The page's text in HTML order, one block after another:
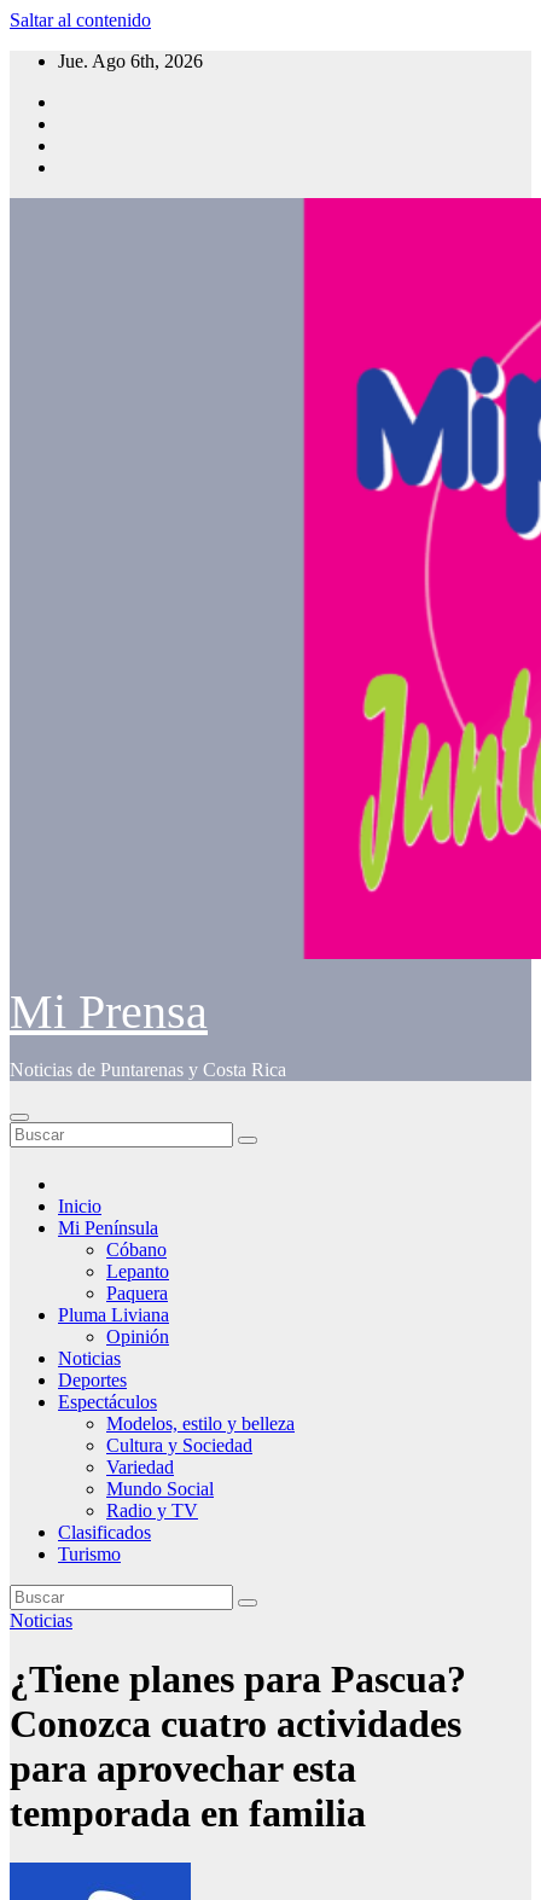
Saltar al contenido
Jue. Ago 6th, 2026
Mi Prensa
Noticias de Puntarenas y Costa Rica
Inicio
Mi Península
Cóbano
Lepanto
Paquera
Pluma Liviana
Opinión
Noticias
Deportes
Espectáculos
Modelos, estilo y belleza
Cultura y Sociedad
Variedad
Mundo Social
Radio y TV
Clasificados
Turismo
Noticias
¿Tiene planes para Pascua?
Conozca cuatro actividades
para aprovechar esta
temporada en familia